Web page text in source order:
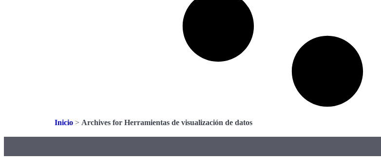
Inicio > Archives for Herramientas de visualización de datos